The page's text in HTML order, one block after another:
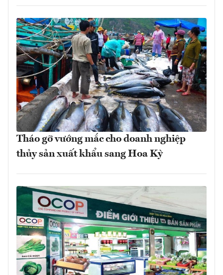
Tháo gỡ vướng mắc cho doanh nghiệp
thủy sản xuất khẩu sang Hoa Kỳ